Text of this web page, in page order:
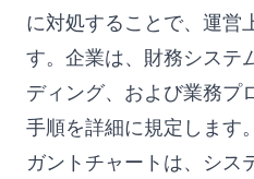
に対処することで、運営
す。企業は、財務システ
ディング、および業務プ
手順を詳細に規定します。
ガントチャートは、シス